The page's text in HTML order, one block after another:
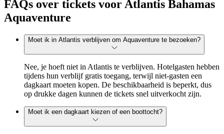
FAQs over tickets voor Atlantis Bahamas
Aquaventure
Moet ik in Atlantis verblijven om Aquaventure te bezoeken?
Nee, je hoeft niet in Atlantis te verblijven. Hotelgasten hebben
tijdens hun verblijf gratis toegang, terwijl niet-gasten een
dagkaart moeten kopen. De beschikbaarheid is beperkt, dus
op drukke dagen kunnen de tickets snel uitverkocht zijn.
Moet ik een dagkaart kiezen of een boottocht?